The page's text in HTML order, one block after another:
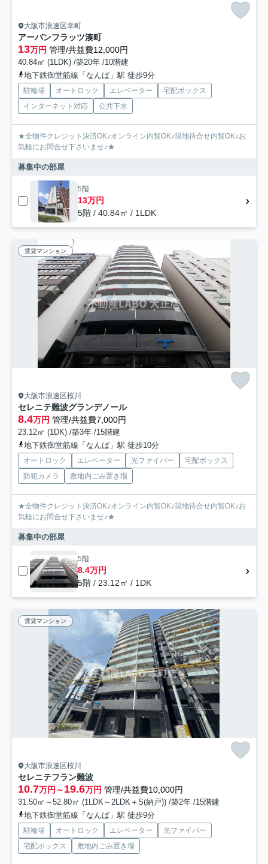
大阪市浪速区幸町
アーバンフラッツ湊町
13万円 管理/共益費12,000円
40.84㎡ (1LDK) /築20年 /10階建
地下鉄御堂筋線「なんば」駅 徒歩9分
駐輪場 オートロック エレベーター
宅配ボックス
インターネット対応
公共下水
★全物件クレジット決済OK♪オンライン内覧OK♪現地待合せ内覧OK♪お
気軽にお問合せ下さいませ♪★
募集中の部屋
5階
13万円
5階 / 40.84㎡ / 1LDK
賃貸マンション
大阪市浪速区桜川
セレニテ難波グランデノール
8.4万円 管理/共益費7,000円
23.12㎡ (1DK) /築3年 /15階建
地下鉄御堂筋線「なんば」駅 徒歩10分
オートロック エレベーター 光ファイバー
宅配ボックス
防犯カメラ
敷地内ごみ置き場
★全物件クレジット決済OK♪オンライン内覧OK♪現地待合せ内覧OK♪お
気軽にお問合せ下さいませ♪★
募集中の部屋
5階
8.4万円
5階 / 23.12㎡ / 1DK
賃貸マンション
大阪市浪速区桜川
セレニテフラン難波
10.7万円～19.6万円 管理/共益費10,000円
31.50㎡～52.80㎡ (1LDK～2LDK＋S(納戸)) /築2年 /15階建
地下鉄御堂筋線「なんば」駅 徒歩9分
駐輪場 オートロック エレベーター
光ファイバー
宅配ボックス
敷地内ごみ置き場